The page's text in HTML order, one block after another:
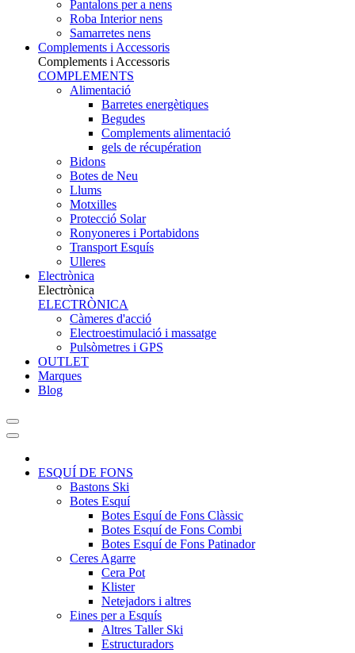
Pantalons per a nens
Roba Interior nens
Samarretes nens
Complements i Accessoris
Complements i Accessoris
COMPLEMENTS
Alimentació
Barretes energètiques
Begudes
Complements alimentació
gels de récupération
Bidons
Botes de Neu
Llums
Motxilles
Protecció Solar
Ronyoneres i Portabidons
Transport Esquís
Ulleres
Electrònica
Electrònica
ELECTRÒNICA
Càmeres d'acció
Electroestimulació i massatge
Pulsòmetres i GPS
OUTLET
Marques
Blog
ESQUÍ DE FONS
Bastons Ski
Botes Esquí
Botes Esquí de Fons Clàssic
Botes Esquí de Fons Combi
Botes Esquí de Fons Patinador
Ceres Agarre
Cera Pot
Klister
Netejadors i altres
Eines per a Esquís
Altres Taller Ski
Estructuradors